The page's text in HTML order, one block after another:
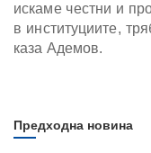
искаме честни и
в институциите,
каза Адемов.
Предходна новина